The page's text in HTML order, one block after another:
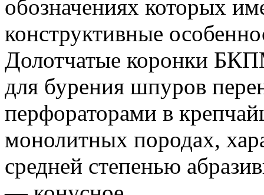
обозначениях которых
конструктивные
Долотчатые коронки
для бурения шпуров
перфораторами в
монолитных породах,
средней степенью